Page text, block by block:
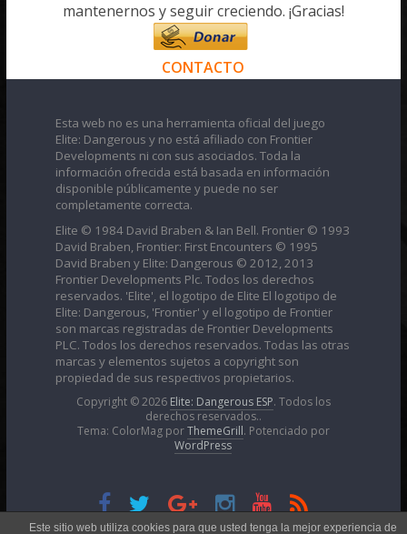
mantenernos y seguir creciendo. ¡Gracias!
CONTACTO
Esta web no es una herramienta oficial del juego
Elite: Dangerous y no está afiliado con Frontier
Developments ni con sus asociados. Toda la
información ofrecida está basada en información
disponible públicamente y puede no ser
completamente correcta.
Elite © 1984 David Braben & Ian Bell. Frontier © 1993
David Braben, Frontier: First Encounters © 1995
David Braben y Elite: Dangerous © 2012, 2013
Frontier Developments Plc. Todos los derechos
reservados. 'Elite', el logotipo de Elite El logotipo de
Elite: Dangerous, 'Frontier' y el logotipo de Frontier
son marcas registradas de Frontier Developments
PLC. Todos los derechos reservados. Todas las otras
marcas y elementos sujetos a copyright son
propiedad de sus respectivos propietarios.
Copyright © 2026 Elite: Dangerous ESP. Todos los
derechos reservados..
Tema: ColorMag porThemeGrill. Potenciado por
WordPress
Esta obra está bajo unaLicencia Creative Commons
Este sitio web utiliza cookies para que usted tenga la mejor experiencia de